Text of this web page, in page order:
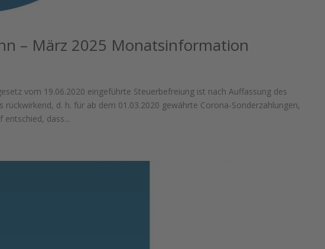
– März 2025 Monatsinformation
vom 19.06.2020 eingeführte Steuerbefreiung ist nach Auffassung des
rückwirkend, d. h. für ab dem 01.03.2020 gewährte Corona-Sonderzahlungen,
dass...